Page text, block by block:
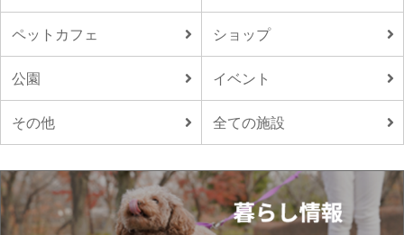
ペットカフェ ショップ
公園 イベント
その他 全ての施設